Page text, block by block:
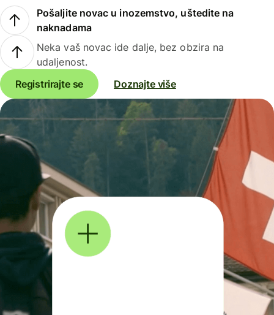
Pošaljite novac u inozemstvo, uštedite na
naknadama
Neka vaš novac ide dalje, bez obzira na
udaljenost.
Registrirajte se
Doznajte više